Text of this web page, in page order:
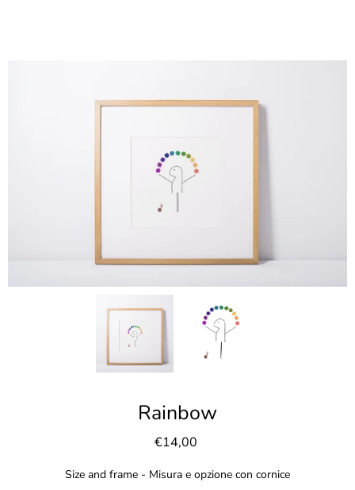
Rainbow
€14,00
Size and frame - Misura e opzione con cornice